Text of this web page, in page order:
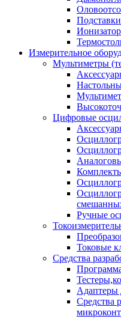
Измерительное
Мультиметры
Цифровые
Ручные
Токовые
Средства
Адаптеры
Cредства